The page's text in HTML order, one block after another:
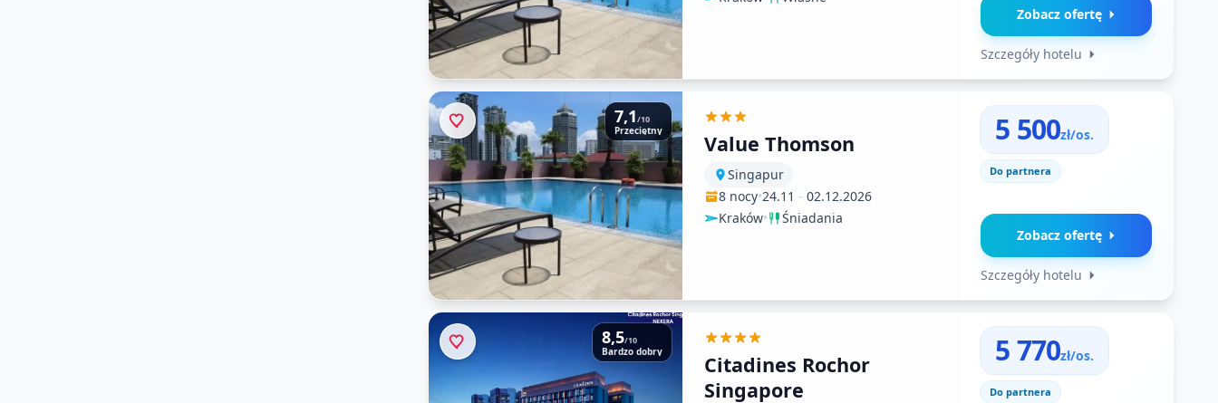
Zobacz ofertę
Szczegóły hotelu
7,1/10
Przeciętny Value Thomson
Singapur
8 nocy•24.11 - 02.12.2026
Kraków• Śniadania
5 500zł/os.
Do partnera
Zobacz ofertę
Szczegóły hotelu
8,5/10
Bardzo dobry
Citadines Rochor
Singapore
5 770zł/os.
Do partnera